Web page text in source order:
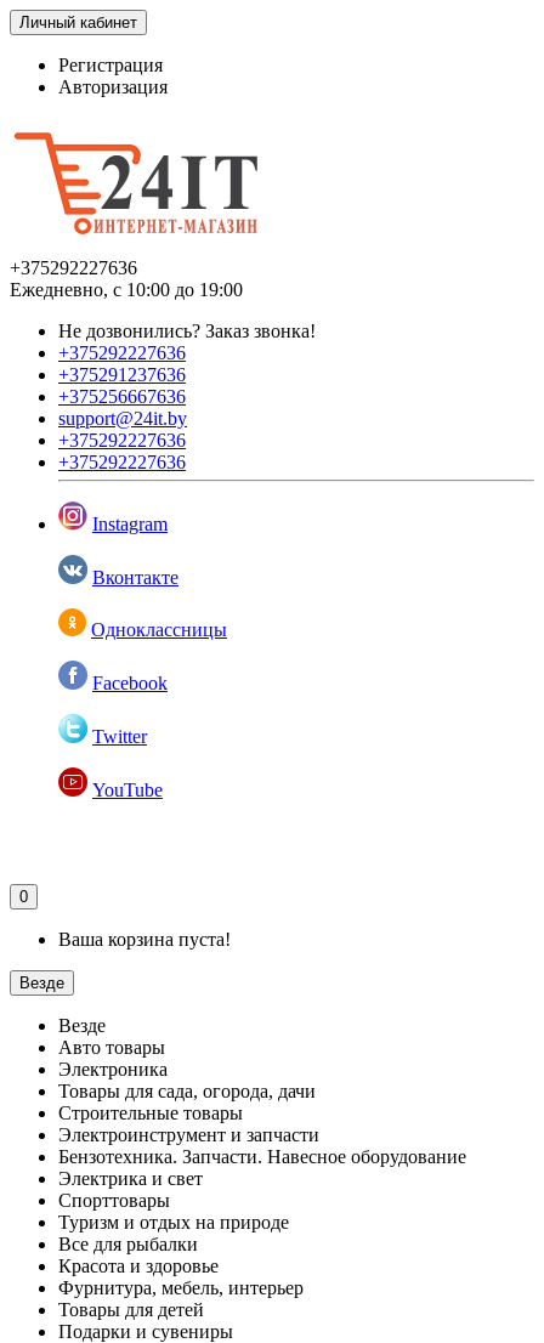
Личный кабинет
Регистрация
Авторизация
+375292227636
Ежедневно, с 10:00 до 19:00
Не дозвонились? Заказ звонка!
+375292227636
+375291237636
+375256667636
support@24it.by
+375292227636
+375292227636
Instagram
Вконтакте
Одноклассницы
Facebook
Twitter
YouTube
0
Ваша корзина пуста!
Везде
Везде
Авто товары
Электроника
Товары для сада, огорода, дачи
Строительные товары
Электроинструмент и запчасти
Бензотехника. Запчасти. Навесное оборудование
Электрика и свет
Спорттовары
Туризм и отдых на природе
Все для рыбалки
Красота и здоровье
Фурнитура, мебель, интерьер
Товары для детей
Подарки и сувениры